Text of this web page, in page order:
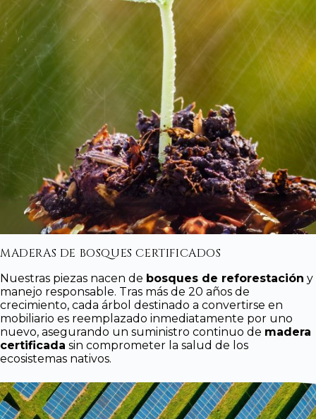
MADERAS DE BOSQUES CERTIFICADOS
Nuestras piezas nacen de bosques de reforestación y
manejo responsable. Tras más de 20 años de
crecimiento, cada árbol destinado a convertirse en
mobiliario es reemplazado inmediatamente por uno
nuevo, asegurando un suministro continuo de madera
certificada sin comprometer la salud de los
ecosistemas nativos.